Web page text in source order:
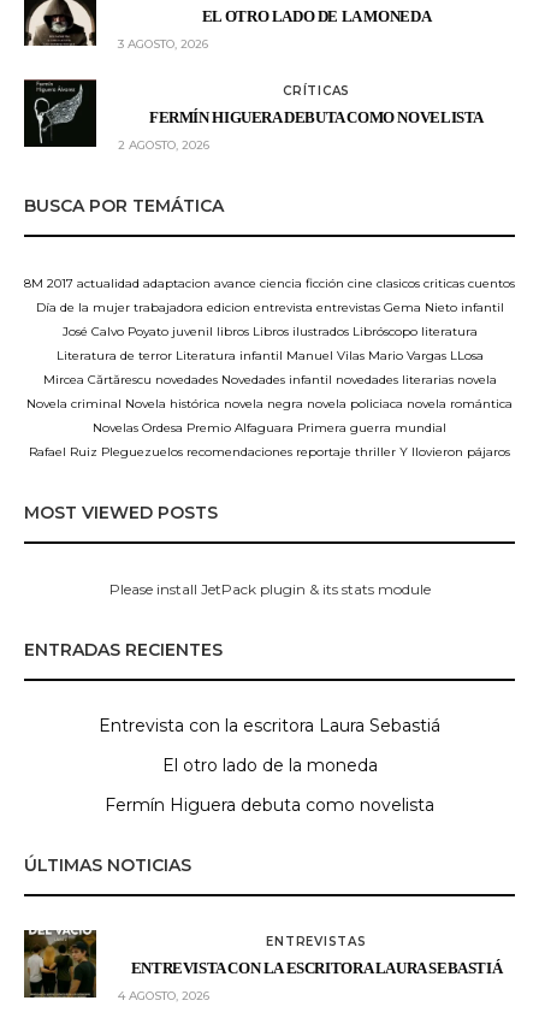
EL OTRO LADO DE LA MONEDA
3 AGOSTO, 2026
CRÍTICAS
FERMÍN HIGUERA DEBUTA COMO NOVELISTA
2 AGOSTO, 2026
BUSCA POR TEMÁTICA
8M 2017 actualidad adaptacion avance ciencia ficción cine clasicos criticas cuentos
Día de la mujer trabajadora edicion entrevista entrevistas Gema Nieto infantil
José Calvo Poyato juvenil libros Libros ilustrados Libróscopo literatura
Literatura de terror Literatura infantil Manuel Vilas Mario Vargas LLosa
Mircea Cărtărescu novedades Novedades infantil novedades literarias novela
Novela criminal Novela histórica novela negra novela policiaca novela romántica
Novelas Ordesa Premio Alfaguara Primera guerra mundial
Rafael Ruiz Pleguezuelos recomendaciones reportaje thriller Y llovieron pájaros
MOST VIEWED POSTS
Please install JetPack plugin & its stats module
ENTRADAS RECIENTES
Entrevista con la escritora Laura Sebastiá
El otro lado de la moneda
Fermín Higuera debuta como novelista
ÚLTIMAS NOTICIAS
ENTREVISTAS
ENTREVISTA CON LA ESCRITORA LAURA SEBASTIÁ
4 AGOSTO, 2026